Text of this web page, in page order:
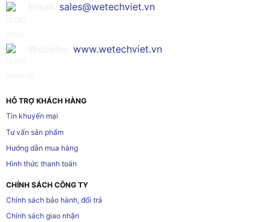
sales@wetechviet.vn
www.wetechviet.vn
HỖ TRỢ KHÁCH HÀNG
Tin khuyến mại
Tư vấn sản phẩm
Hướng dẫn mua hàng
Hình thức thanh toán
CHÍNH SÁCH CÔNG TY
Chính sách bảo hành, đổi trả
Chính sách giao nhận